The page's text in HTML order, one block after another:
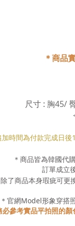
＊商品
尺寸 : 胸45/
加時間為付款完成日後
＊商品皆為韓國代
訂單成立
除了商品本身瑕疵可更
＊官網Model形象穿搭
必參考實品平拍照的顏